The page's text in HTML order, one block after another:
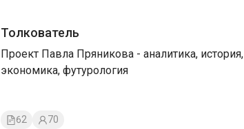
Толкователь
Проект Павла Пряникова - аналитика, история,
экономика, футурология
62 70